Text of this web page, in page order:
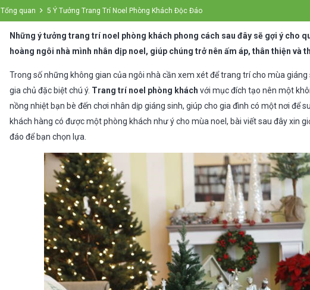
Tổng quan 5 Ý Tưởng Trang Trí Noel Phòng Khách Độc Đáo
Những ý tưởng trang trí noel phòng khách phong cách sau đây sẽ gợi ý cho
hoàng ngôi nhà mình nhân dịp noel, giúp chúng trở nên ấm áp, thân thiện và
Trong số những không gian của ngôi nhà cần xem xét để trang trí cho mùa
gia chủ đặc biệt chú ý. Trang trí noel phòng khách với mục đích tạo nên một
nồng nhiệt bạn bè đến chơi nhân dịp giáng sinh, giúp cho gia đình có một nơi để
khách hàng có được một phòng khách như ý cho mùa noel, bài viết sau đây xin
đáo để bạn chọn lựa.